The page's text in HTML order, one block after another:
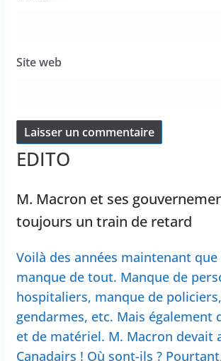
Site web
EDITO
M. Macron et ses
toujours un train de retard
Voilà des années maintenant que
manque de tout. Manque de
hospitaliers, manque de
gendarmes, etc. Mais également
et de matériel. M. Macron devait
Canadairs ! Où sont-ils ?